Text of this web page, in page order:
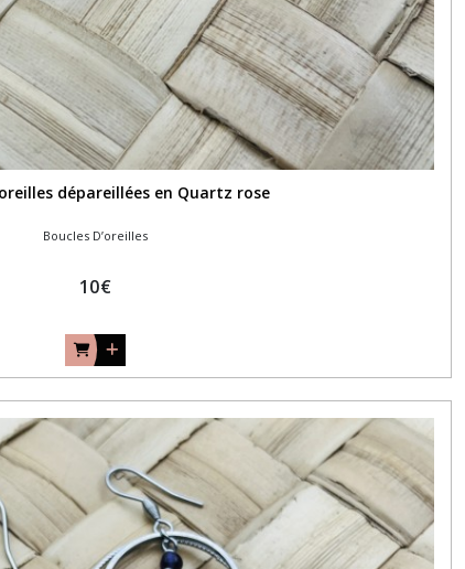
dépareillées en Quartz rose
Boucles D’oreilles
10€